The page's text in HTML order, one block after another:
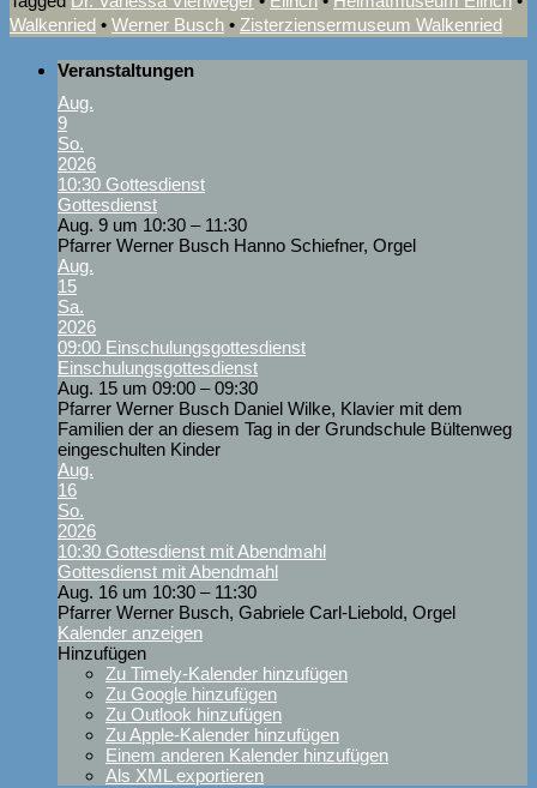
Walkenried • Werner Busch • Zisterziensermuseum Walkenried
Veranstaltungen
Aug.
9
So.
2026
10:30 Gottesdienst
Gottesdienst
Aug. 9 um 10:30 – 11:30
Pfarrer Werner Busch Hanno Schiefner, Orgel
Aug.
15
Sa.
2026
09:00 Einschulungsgottesdienst
Einschulungsgottesdienst
Aug. 15 um 09:00 – 09:30
Pfarrer Werner Busch Daniel Wilke, Klavier mit dem
Familien der an diesem Tag in der Grundschule Bültenweg
eingeschulten Kinder
Aug.
16
So.
2026
10:30 Gottesdienst mit Abendmahl
Gottesdienst mit Abendmahl
Aug. 16 um 10:30 – 11:30
Pfarrer Werner Busch, Gabriele Carl-Liebold, Orgel
Kalender anzeigen
Hinzufügen
Zu Timely-Kalender hinzufügen
Zu Google hinzufügen
Zu Outlook hinzufügen
Zu Apple-Kalender hinzufügen
Einem anderen Kalender hinzufügen
Als XML exportieren